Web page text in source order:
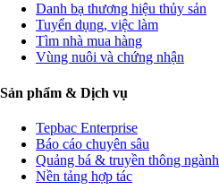
Danh bạ thương hiệu thủy sản
Tuyển dụng, việc làm
Tìm nhà mua hàng
Vùng nuôi và chứng nhận
Sản phẩm & Dịch vụ
Tepbac Enterprise
Báo cáo chuyên sâu
Quảng bá & truyền thông ngành
Nền tảng hợp tác